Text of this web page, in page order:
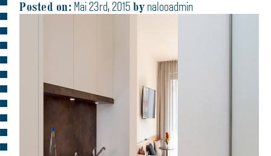
Posted on: Mai 23rd, 2015 by nalooadmin